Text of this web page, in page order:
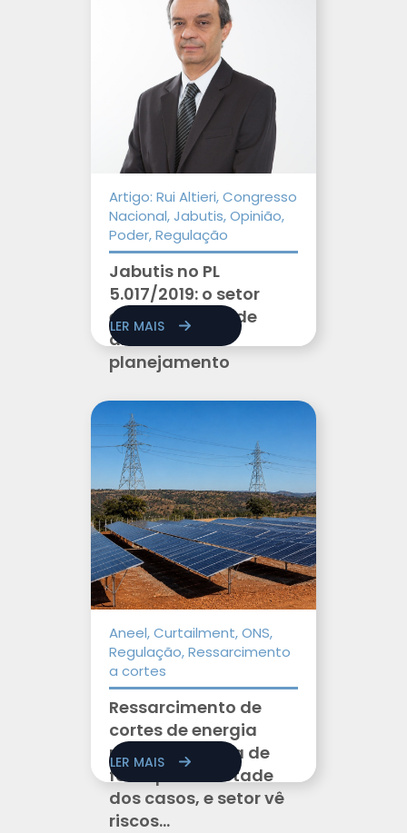
Artigo: Rui Altieri, Congresso
Nacional, Jabutis, Opinião,
Poder, Regulação
Jabutis no PL
5.017/2019: o setor
elétrico não pode
abrir mão do
planejamento
LER MAIS
Aneel, Curtailment, ONS,
Regulação, Ressarcimento
a cortes
Ressarcimento de
cortes de energia
renovável deixa de
fora quase metade
dos casos, e setor vê
riscos...
LER MAIS